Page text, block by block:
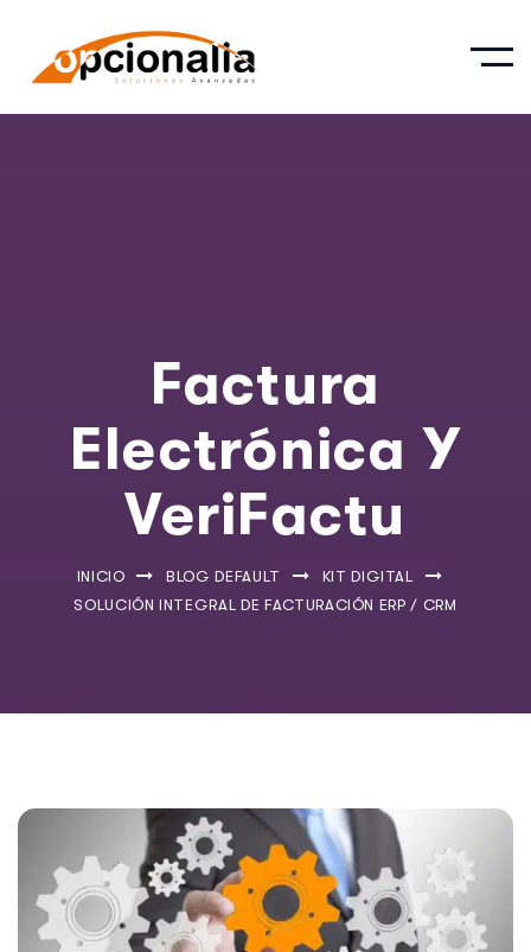
Factura
Electrónica Y
VeriFactu
INICIO BLOG DEFAULT
KIT DIGITAL
SOLUCIÓN INTEGRAL DE FACTURACIÓN ERP / CRM